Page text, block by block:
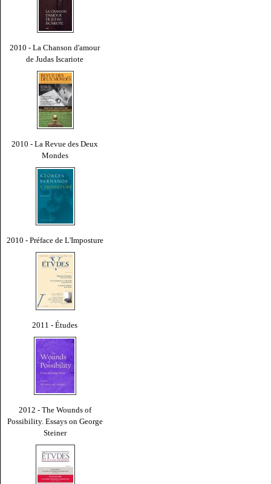
2010 - La Chanson d'amour
de Judas Iscariote
2010 - La Revue des Deux
Mondes
2010 - Préface de L'Imposture
2011 - Études
2012 - The Wounds of
Possibility. Essays on George
Steiner